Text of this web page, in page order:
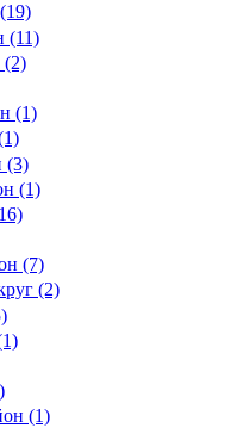
(11)
(2)
(1)
(3)
(1)
(7)
(2)
(1)